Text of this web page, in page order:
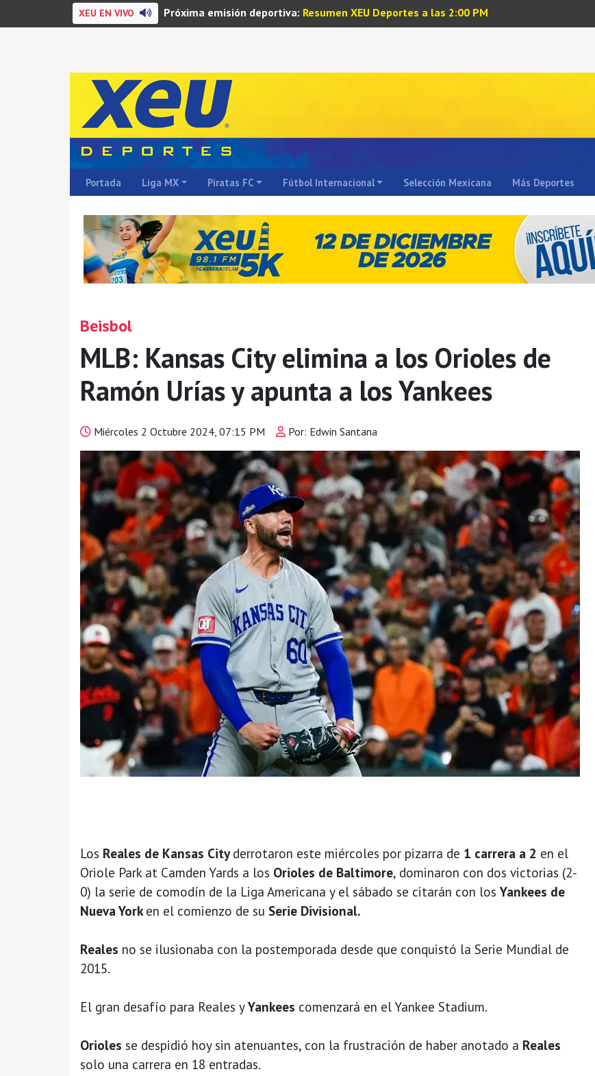
XEU EN VIVO Próxima emisión deportiva: Resumen XEU Deportes a las 2:00 PM
Portada Liga MX Piratas FC Fútbol Internacional Selección Mexicana Más Deportes
Beisbol
MLB: Kansas City elimina a los Orioles de
Ramón Urías y apunta a los Yankees
Miércoles 2 Octubre 2024, 07:15 PM Por: Edwin Santana
Los Reales de Kansas Cityderrotaron este miércoles por pizarra de 1 carrera a 2 en el
Oriole Park at Camden Yards a los Orioles de Baltimore, dominaron con dos victorias (2-
0) la serie de comodín de la Liga Americana y el sábado se citarán con losYankees de
Nueva Yorken el comienzo de su Serie Divisional.
Reales no se ilusionaba con la postemporada desde que conquistó la Serie Mundial de
2015.
El gran desafío para Reales yYankees comenzará en el Yankee Stadium.
Orioles se despidió hoy sin atenuantes, con la frustración de haber anotado a Reales
solo una carrera en 18 entradas.